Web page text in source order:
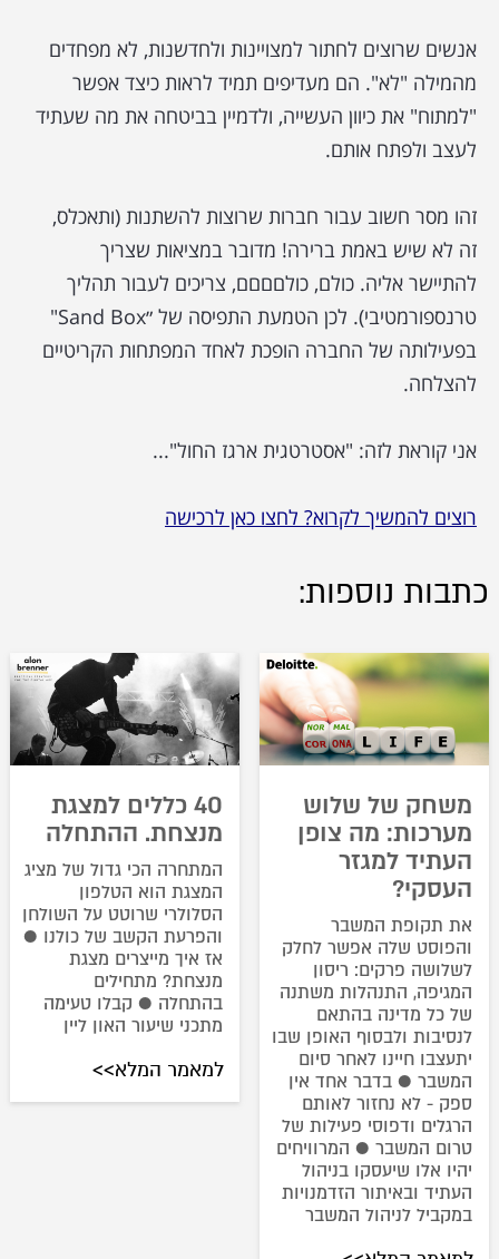
אנשים שרוצים לחתור למצויינות ולחדשנות, לא מפחדים
מהמילה "לא". הם מעדיפים תמיד לראות כיצד אפשר
"למתוח" את כיוון העשייה, ולדמיין בביטחה את מה שעתיד
לעצב ולפתח אותם.
זהו מסר חשוב עבור חברות שרוצות להשתנות (ותאכלס,
זה לא שיש באמת ברירה! מדובר במציאות שצריך
להתיישר אליה. כולם, כולםםםם, צריכים לעבור תהליך
טרנספורמטיבי). לכן הטמעת התפיסה של ״Sand Box"
בפעילותה של החברה הופכת לאחד המפתחות הקריטיים
להצלחה.
אני קוראת לזה: "אסטרטגית ארגז החול"...
רוצים להמשיך לקרוא? לחצו כאן לרכישה
כתבות נוספות:
משחק של שלוש
מערכות: מה צופן
העתיד למגזר
העסקי?
את תקופת המשבר
והפוסט שלה אפשר לחלק
לשלושה פרקים: ריסון
המגיפה, התנהלות משתנה
של כל מדינה בהתאם
לנסיבות ולבסוף האופן שבו
יתעצבו חיינו לאחר סיום
המשבר ● בדבר אחד אין
ספק - לא נחזור לאותם
הרגלים ודפוסי פעילות של
טרום המשבר ● המרוויחים
יהיו אלו שיעסקו בניהול
העתיד ובאיתור הזדמנויות
במקביל לניהול המשבר
40 כללים למצגת
מנצחת. ההתחלה
המתחרה הכי גדול של מציג
המצגת הוא הטלפון
הסלולרי שרוטט על השולחן
והפרעת הקשב של כולנו ●
אז איך מייצרים מצגת
מנצחת? מתחילים
בהתחלה ● קבלו טעימה
מתכני שיעור האון ליין
למאמר המלא>>